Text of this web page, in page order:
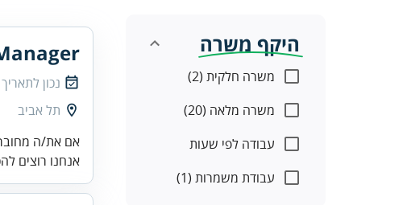
היקף משרה
משרה חלקית (2)
משרה מלאה (20)
עבודה לפי שעות
עבודת משמרות (1)
נכון לתאריך
תל אביב
אם את/ה
אנחנו רוצים